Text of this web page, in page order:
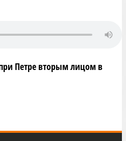
Петре вторым лицом в